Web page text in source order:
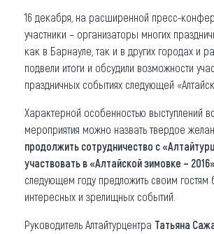
Новости
Что привезти (сувениры)
О регионе
Коллекция впечатлений
Другие рубрики
16 декабря, на расширенной пресс-
участники – организаторы многих
как в Барнауле, так и в других городах и
подвели итоги и обсудили возможности
праздничных событиях следующей
Характерной особенностью выступлений
мероприятия можно назвать твердое
продолжить сотрудничество с
участвовать в «Алтайской зимовке –
следующем году предложить своим гостям
интересных и зрелищных событий.
Руководитель Алтайтурцентра Татьяна